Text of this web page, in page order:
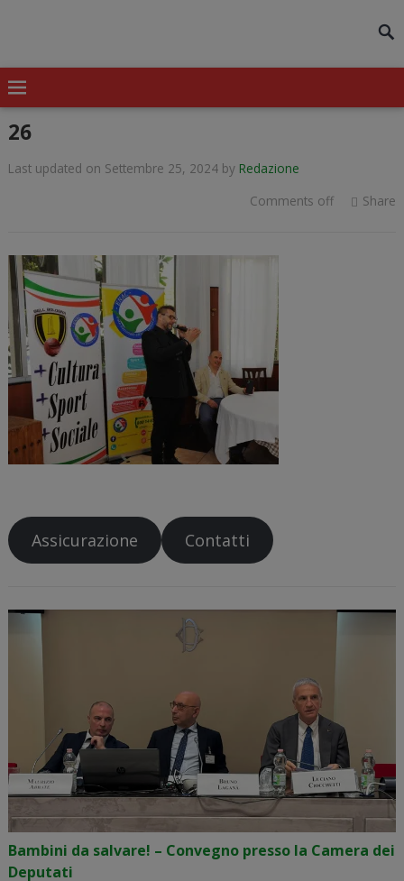
26
Last updated on Settembre 25, 2024 by Redazione
Comments off
Share
Assicurazione Contatti
Bambini da salvare! – Convegno presso la Camera dei
Deputati